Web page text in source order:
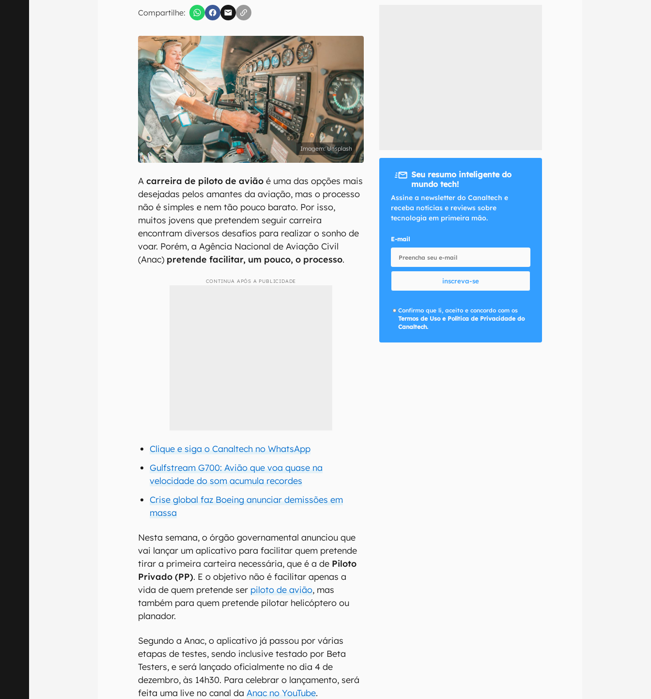
Compartilhe:
Confirmo que li, aceito e concordo com os Termos de Uso e Política de Privacidade do Canaltech.
Unsplash
Acarreira de piloto de avião é uma das opções mais
desejadas pelos amantes da aviação, mas o processo
não é simples e nem tão pouco barato. Por isso,
muitos jovens que pretendem seguir carreira
encontram diversos desafios para realizar o sonho de
voar. Porém, a Agência Nacional de Aviação Civil
(Anac) pretende facilitar, um pouco, o processo.
CONTINUA APÓS A PUBLICIDADE
Clique e siga o Canaltech no WhatsApp
Gulfstream G700: Avião que voa quase na
velocidade do som acumula recordes
Crise global faz Boeing anunciar demissões em
massa
Nesta semana, o órgão governamental anunciou que
vai lançar um aplicativo para facilitar quem pretende
tirar a primeira carteira necessária, que é a de Piloto
Privado (PP). E o objetivo não é facilitar apenas a
vida de quem pretende ser piloto de avião, mas
também para quem pretende pilotar helicóptero ou
planador.
Segundo a Anac, o aplicativo já passou por várias
etapas de testes, sendo inclusive testado por Beta
Testers, e será lançado oficialmente no dia 4 de
dezembro, às 14h30. Para celebrar o lançamento, será
feita uma live no canal daAnac no YouTube.
Seu resumo inteligente do
mundo tech!
Assine a newsletter do Canaltech e
receba notícias e reviews sobre
tecnologia em primeira mão.
E-mail
inscreva-se
Confirmo que li, aceito e concordo com os
Termos de Uso e Política de Privacidade do
Canaltech.